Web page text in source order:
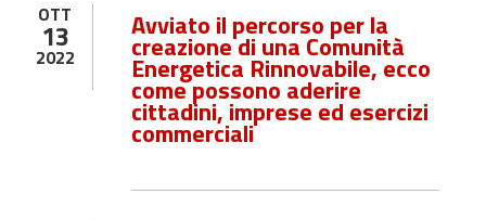
OTT
13
2022
Avviato il percorso per la
creazione di una Comunità
Energetica Rinnovabile, ecco
come possono aderire
cittadini, imprese ed esercizi
commerciali